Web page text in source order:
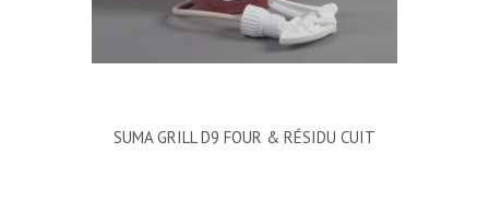
SUMA GRILL D9 FOUR & RÉSIDU CUIT